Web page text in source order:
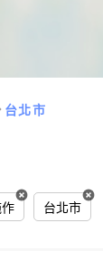
台北市
台北市